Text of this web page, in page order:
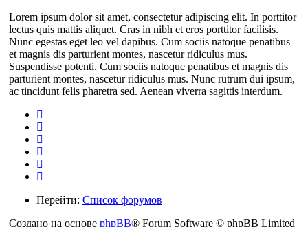
Lorem ipsum dolor sit amet, consectetur adipiscing elit. In porttitor
lectus quis mattis aliquet. Cras in nibh et eros porttitor facilisis.
Nunc egestas eget leo vel dapibus. Cum sociis natoque penatibus
et magnis dis parturient montes, nascetur ridiculus mus.
Suspendisse potenti. Cum sociis natoque penatibus et magnis dis
parturient montes, nascetur ridiculus mus. Nunc rutrum dui ipsum,
ac tincidunt felis pharetra sed. Aenean viverra sagittis interdum.
Перейти: Список форумов
Создано на основе phpBB® Forum Software © phpBB Limited